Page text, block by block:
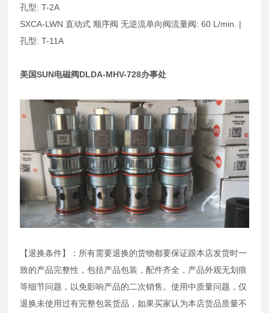
孔型: T-2A
SXCA-LWN 直动式 顺序阀 无逆流单向阀流量阀: 60 L/min. |
孔型: T-11A
美国SUN电磁阀DLDA-MHV-728办事处
【退换条件】：所有需要退换的货物都要保证跟本店发货时一
致的产品完整性，包括产品包装，配件齐全，产品外观无划痕
等细节问题，以免影响产品的二次销售。使用中质量问题，仅
退换未使用过有完整包装货品，如果买家认为本店货品质量不